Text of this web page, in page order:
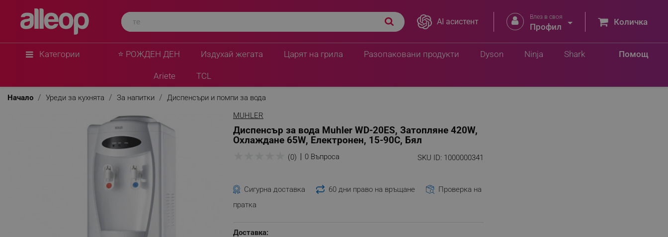
AI асистент  Влез в своя
Профил  Количка
Категории ⭐ РОЖДЕН ДЕН Издухай жегата Царят на грила Разопаковани продукти Помощ
Dyson Ninja Shark
Ariete TCL
Начало Уреди за кухнята За напитки
Диспенсъри и помпи за вода
MUHLER
Диспенсър за вода Muhler WD-20ES, Затопляне 420W,
Охлаждане 65W, Електронен, 15-90C, Бял
SKU ID: 1000000341
(0) 0 Въпроса
Сигурна доставка 60 дни право на връщане
Проверка на
пратка
Доставка: